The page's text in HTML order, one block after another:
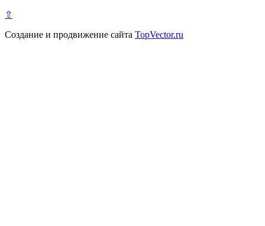
⇧
Создание и продвижение сайта TopVector.ru